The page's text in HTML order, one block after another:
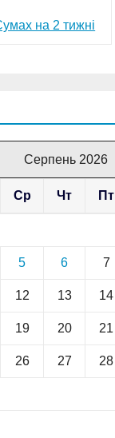
Серпень 2026
Ср Чт Пт
5 6 7
12 13 14
19 20 21
26 27 28